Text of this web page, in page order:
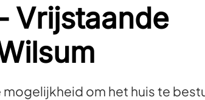
Vrijstaande
om het huis te